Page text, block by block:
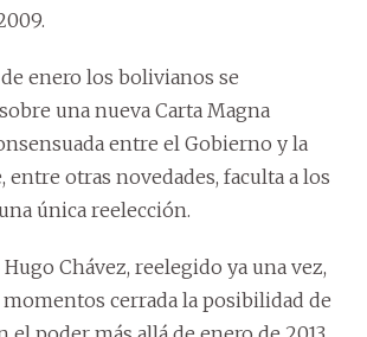
enero los bolivianos se
una nueva Carta Magna
entre el Gobierno y la
entre otras novedades, faculta a los
única reelección.
Chávez, reelegido ya una vez,
cerrada la posibilidad de